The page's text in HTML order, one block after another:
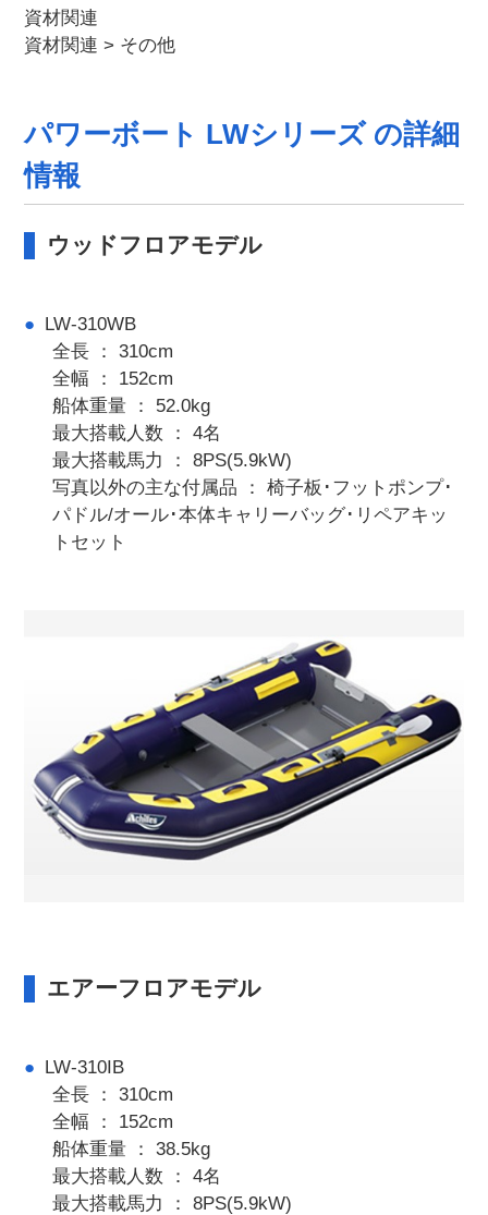
資材関連
資材関連> その他
パワーボート LWシリーズ の詳細
情報
ウッドフロアモデル
LW-310WB
全長 ： 310cm
全幅 ： 152cm
船体重量 ： 52.0kg
最大搭載人数 ： 4名
最大搭載馬力 ： 8PS(5.9kW)
写真以外の主な付属品 ： 椅子板･フットポンプ･
パドル/オール･本体キャリーバッグ･リペアキッ
トセット
エアーフロアモデル
LW-310IB
全長 ： 310cm
全幅 ： 152cm
船体重量 ： 38.5kg
最大搭載人数 ： 4名
最大搭載馬力 ： 8PS(5.9kW)